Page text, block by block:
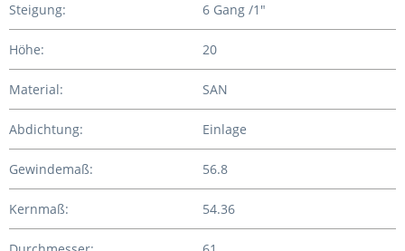
Steigung: 6 Gang /1"
Höhe: 20
Material: SAN
Abdichtung: Einlage
Gewindemaß: 56.8
Kernmaß: 54.36